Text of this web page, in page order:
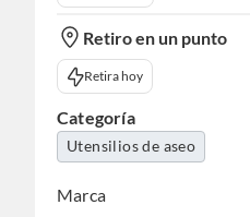
Retiro en un punto
Retira hoy
Categoría
Utensilios de aseo
Marca